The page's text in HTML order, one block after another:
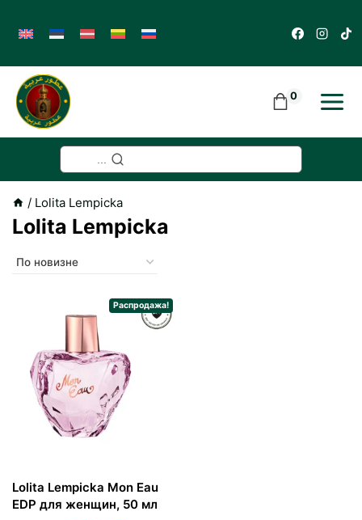
content
0
/ Lolita Lempicka
Lolita Lempicka
Распродажа!
Lolita Lempicka Mon Eau
EDP для женщин, 50 мл